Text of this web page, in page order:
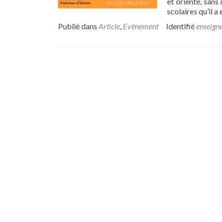
scolaires qu’il
Publié dans Article, Evénement Identifié